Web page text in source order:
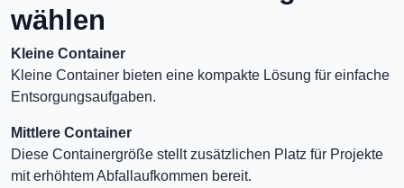
wählen
Kleine Container
Kleine Container bieten eine kompakte Lösung für einfache
Entsorgungsaufgaben.
Mittlere Container
Diese Containergröße stellt zusätzlichen Platz für Projekte
mit erhöhtem Abfallaufkommen bereit.